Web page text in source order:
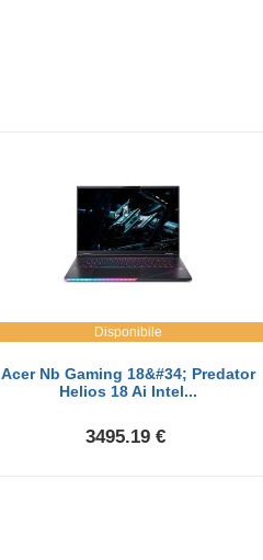
Disponibile
Acer Nb Gaming 18&#34; Predator
Helios 18 Ai Intel...
3495.19 €